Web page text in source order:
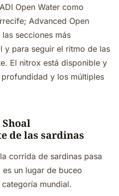
Open Water como
Advanced Open
secciones más
y para seguir el ritmo de las
El nitrox está disponible y
y los múltiples
de las sardinas
corrida de sardinas pasa
un lugar de buceo
mundial.